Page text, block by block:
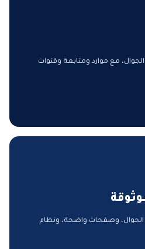
مع موارد ومتابعة وقنوات
الجوال، وصفحات واضحة، ونظام